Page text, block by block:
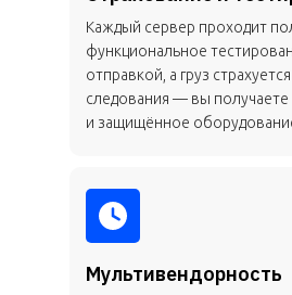
Каждый сервер проходит
функциональное
отправкой, а груз
следования — вы
и защищённое
Мультивендорность